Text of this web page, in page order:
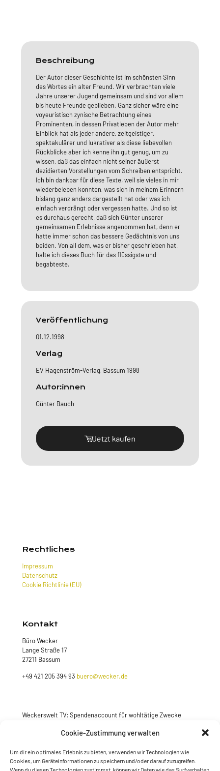
Cookie-Zustimmung verwalten
Um dir ein optimales Erlebnis zu bieten, verwenden wir Technologien wie
Cookies, um Geräteinformationen zu speichern und/oder darauf zuzugreifen.
Wenn du diesen Technologien zustimmst, können wir Daten wie das Surfverhalten
Beschreibung
Der Autor dieser Geschichte ist im schönsten Sinn
des Wortes ein alter Freund. Wir verbrachten viele
Jahre unserer Jugend gemeinsam und sind vor allem
bis heute Freunde geblieben. Ganz sicher wäre eine
voyeuristisch zynische Betrachtung eines
Prominenten, in dessen Privatleben der Autor mehr
Einblick hat als jeder andere, zeitgeistiger,
spektakulärer und lukrativer als diese liebevollen
Rückblicke aber ich kenne ihn gut genug, um zu
wissen, daß das einfach nicht seiner äußerst
dezidierten Vorstellungen vom Schreiben entspricht.
Ich bin dankbar für diese Texte, weil sie vieles in mir
wiederbeleben konnten, was sich in meinem Erinnern
bislang ganz anders dargestellt hat oder was ich
einfach verdrängt oder vergessen hatte. Und so ist
es durchaus gerecht, daß sich Günter unserer
gemeinsamen Erlebnisse angenommen hat, denn er
hatte immer schon das bessere Gedächtnis von uns
beiden. Von all dem, was er bisher geschrieben hat,
halte ich dieses Buch für das flüssigste und
begabteste.
Veröffentlichung
01.12.1998
Verlag
EV Hagenström-Verlag, Bassum 1998
Autor:innen
Günter Bauch
Jetzt kaufen
Rechtliches
Impressum
Datenschutz
Cookie Richtlinie (EU)
Kontakt
Büro Wecker
Lange Straße 17
27211 Bassum
+49 421 205 394 93 buero@wecker.de
Weckerswelt TV: Spendenaccount für wohltätige Zwecke
Jetzt spenden